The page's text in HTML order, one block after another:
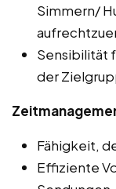
Simmern/
Sensibilität
der
Fähigkeit,
Effiziente